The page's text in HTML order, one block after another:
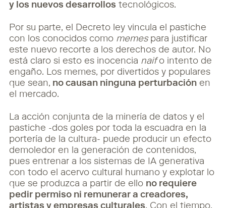
y los nuevos desarrollos tecnológicos.
Por su parte, el Decreto ley vincula el pastiche
con los conocidos como memes para justificar
este nuevo recorte a los derechos de autor. No
está claro si esto es inocencia naifo intento de
engaño. Los memes, por divertidos y populares
que sean, no causan ninguna perturbación en
el mercado.
La acción conjunta de la minería de datos y el
pastiche -dos goles por toda la escuadra en la
portería de la cultura- puede producir un efecto
demoledor en la generación de contenidos,
pues entrenar a los sistemas de IA generativa
con todo el acervo cultural humano y explotar lo
que se produzca a partir de ello no requiere
pedir permiso ni remunerar a creadores,